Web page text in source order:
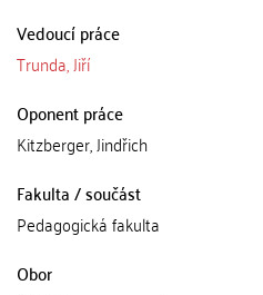
Vedoucí práce
Trunda, Jiří
Oponent práce
Kitzberger, Jindřich
Fakulta / součást
Pedagogická fakulta
Obor